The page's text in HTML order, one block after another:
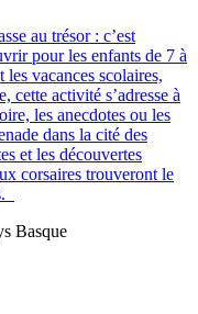
au trésor : c’est
pour les enfants de 7 à
vacances scolaires,
cette activité s’adresse à
les anecdotes ou les
dans la cité des
et les découvertes
corsaires trouveront le
Basque